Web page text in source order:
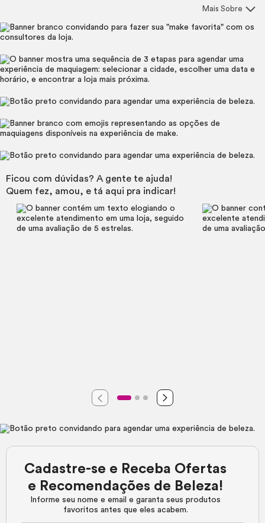
e viva esse momento só seu!
Mais Sobre
Ficou com dúvidas? A gente te ajuda!
Quem fez, amou, e tá aqui pra indicar!
Cadastre-se e Receba Ofertas
e Recomendações de Beleza!
Informe seu nome e email e garanta seus produtos
favoritos antes que eles acabem.